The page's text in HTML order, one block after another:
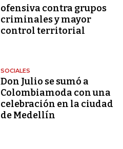
ofensiva contra grupos
criminales y mayor
control territorial
SOCIALES
Don Julio se sumó a
Colombiamoda con una
celebración en la ciudad
de Medellín